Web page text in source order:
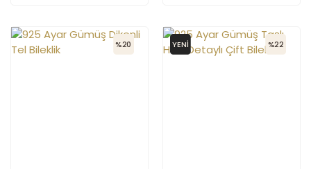
%20 YENİ %22